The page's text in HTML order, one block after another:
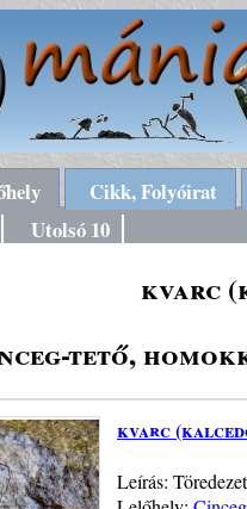
Cikk, Folyóirat
Utolsó 10
kvarc
tető,
kvarc
Leírás: